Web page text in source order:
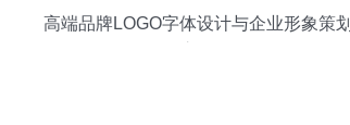
高端品牌LOGO字体设计与企业形象策划